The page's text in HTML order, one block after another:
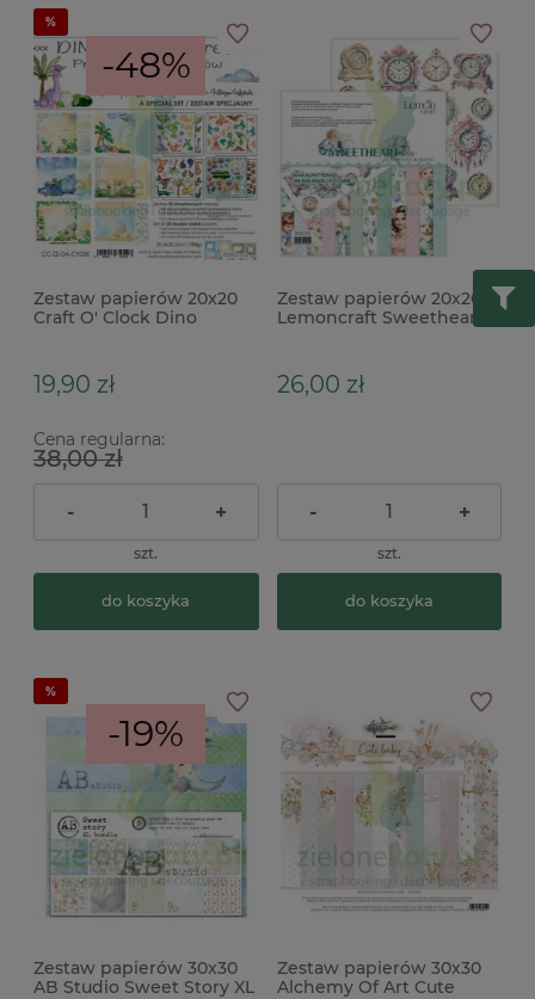
-48%
Zestaw papierów 20x20
Craft O' Clock Dino
19,90 zł
Cena regularna:
38,00 zł
- +
szt.
do koszyka
Zestaw papierów 20x20
Lemoncraft Sweetheart
26,00 zł
- +
szt.
do koszyka
-19%
Zestaw papierów 30x30
AB Studio Sweet Story XL
Zestaw papierów 30x30
Alchemy Of Art Cute